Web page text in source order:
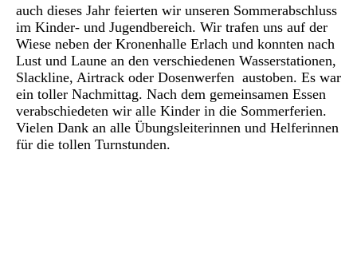
auch dieses Jahr feierten wir unseren Sommerabschluss
im Kinder- und Jugendbereich. Wir trafen uns auf der
Wiese neben der Kronenhalle Erlach und konnten nach
Lust und Laune an den verschiedenen Wasserstationen,
Slackline, Airtrack oder Dosenwerfen austoben. Es war
ein toller Nachmittag. Nach dem gemeinsamen Essen
verabschiedeten wir alle Kinder in die Sommerferien.
Vielen Dank an alle Übungsleiterinnen und Helferinnen
für die tollen Turnstunden.